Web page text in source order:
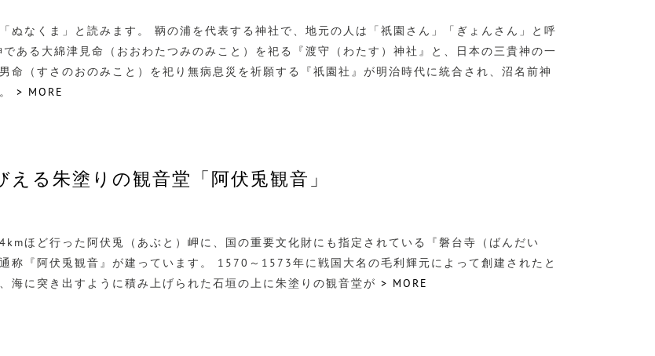
ぬなくま」と読みます。 鞆の浦を代表する神社で、地元の人は「祇園さん」「ぎょんさん」と呼
ある大綿津見命（おおわたつみのみこと）を祀る『渡守（わたす）神社』と、日本の三貴神の一
命（すさのおのみこと）を祀り無病息災を祈願する『祇園社』が明治時代に統合され、沼名前神
> MORE
える朱塗りの観音堂「阿伏兎観音」
ほど行った阿伏兎（あぶと）岬に、国の重要文化財にも指定されている『磐台寺（ばんだい
称『阿伏兎観音』が建っています。 1570～1573年に戦国大名の毛利輝元によって創建されたと
海に突き出すように積み上げられた石垣の上に朱塗りの観音堂が > MORE